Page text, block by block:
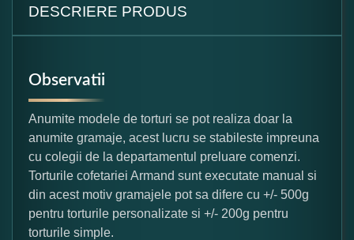
DESCRIERE PRODUS
Observatii
Anumite modele de torturi se pot realiza doar la
anumite gramaje, acest lucru se stabileste impreuna
cu colegii de la departamentul preluare comenzi.
Torturile cofetariei Armand sunt executate manual si
din acest motiv gramajele pot sa difere cu +/- 500g
pentru torturile personalizate si +/- 200g pentru
torturile simple.